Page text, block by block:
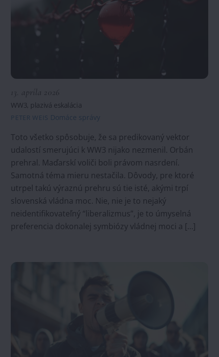
13. apríla 2026
WW3, plazivá eskalácia
PETER WEIS Domáce správy
Toto všetko spôsobuje, že sa predikovaný vektor
udalostí smerujúci k WW3 nijako nezmenil. Orbán
prehral. Maďarskí voliči boli právom nasrdení.
Samotná téma mieru nestačila. Dôvody, pre ktoré
utrpel takú výraznú prehru sú tie isté, akými trpí
slovenská vládna moc. Nie, nie je to nejaký
neidentifikovateľný “liberalizmus”, je to úmyselná
preferencia dokonalej symbiózy vládnej moci a […]